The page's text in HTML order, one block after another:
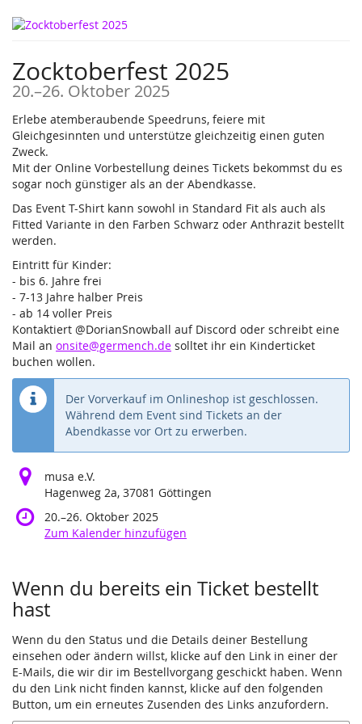
Zum
Haupt-
springen
Zocktoberfest 2025
20.–bis
26. Oktober 2025
Erlebe atemberaubende Speedruns, feiere mit
Gleichgesinnten und unterstütze gleichzeitig einen guten
Zweck.
Mit der Online Vorbestellung deines Tickets bekommst du es
sogar noch günstiger als an der Abendkasse.
Das Event T-Shirt kann sowohl in Standard Fit als auch als
Fitted Variante in den Farben Schwarz oder Anthrazit bestellt
werden.
Eintritt für Kinder:
- bis 6. Jahre frei
- 7-13 Jahre halber Preis
- ab 14 voller Preis
Kontaktiert @DorianSnowball auf Discord oder schreibt eine
Mail an onsite@germench.de solltet ihr ein Kinderticket
buchen wollen.
Der Vorverkauf im Onlineshop ist geschlossen.
Während dem Event sind Tickets an der
Abendkasse vor Ort zu erwerben.
musa e.V.
Hagenweg 2a, 37081 Göttingen
20.–bis
26. Oktober 2025
Zum Kalender hinzufügen
Wenn du bereits ein Ticket bestellt
hast
Wenn du den Status und die Details deiner Bestellung
einsehen oder ändern willst, klicke auf den Link in einer der
E-Mails, die wir dir im Bestellvorgang geschickt haben. Wenn
du den Link nicht finden kannst, klicke auf den folgenden
Button, um ein erneutes Zusenden des Links anzufordern.